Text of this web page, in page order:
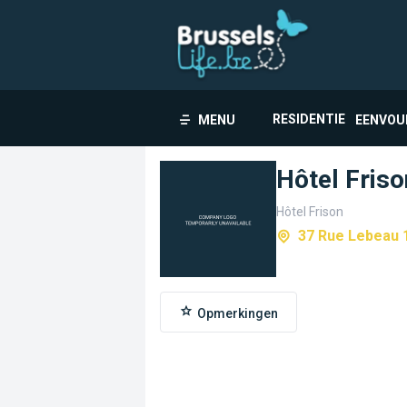
MENU RESIDENTIE
Hôtel
Hôtel Frison
37 Rue Lebeau
Opmerkingen